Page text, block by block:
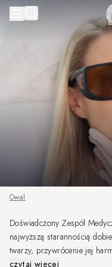
Przejdź do treści
Owal
Doświadczony Zespół
najwyższą starannością
twarzy, przywrócenie jej
wypoczętego wyglądu.
czytaj więcej